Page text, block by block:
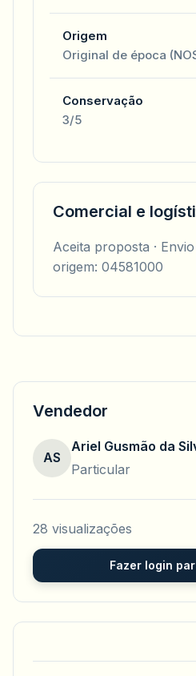
Origem
Original de época
Conservação
3/5
Comercial e
Aceita proposta ·
origem: 04581000
Vendedor
AS
Ariel Gusmão da
Particular
28 visualizações
Fazer login